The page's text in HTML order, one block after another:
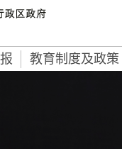
教育制度及政策